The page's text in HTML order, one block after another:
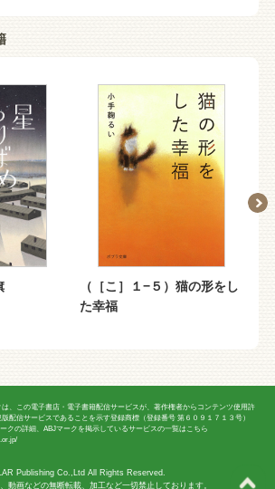
（［こ］１−５）猫の形をし
た幸福
は、この電子書店・電子書籍配信サービスが、著作権者からコンテンツ使用許
配信サービスであることを示す登録商標（登録番号 第６０９１７１３号）
クの詳細、ABJマークを掲示しているサービスの一覧はこちら
Publishing Co.,Ltd All Rights Reserved.
動画などの無断転載、加工など一切禁止しております。